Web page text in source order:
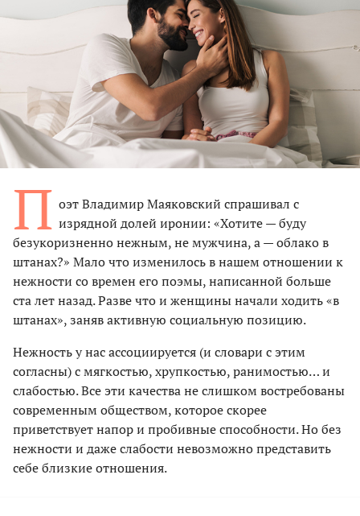
П оэт Владимир Маяковский спрашивал с
изрядной долей иронии: «Хотите — буду
безукоризненно нежным, не мужчина, а — облако в
штанах?» Мало что изменилось в нашем отношении к
нежности со времен его поэмы, написанной больше
ста лет назад. Разве что и женщины начали ходить «в
штанах», заняв активную социальную позицию.
Нежность у нас ассоциируется (и словари с этим
согласны) с мягкостью, хрупкостью, ранимостью… и
слабостью. Все эти качества не слишком востребованы
современным обществом, которое скорее
приветствует напор и пробивные способности. Но без
нежности и даже слабости невозможно представить
себе близкие отношения.